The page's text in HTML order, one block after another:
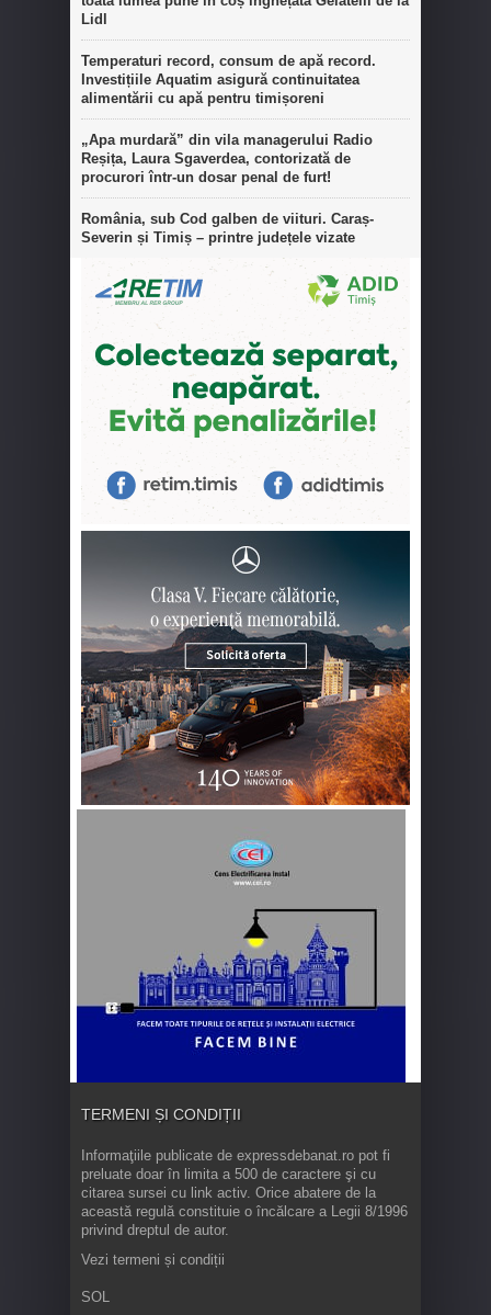
Lidl
Temperaturi record, consum de apă record.
Investițiile Aquatim asigură continuitatea
alimentării cu apă pentru timișoreni
„Apa murdară” din vila managerului Radio
Reșița, Laura Sgaverdea, contorizată de
procurori într-un dosar penal de furt!
România, sub Cod galben de viituri. Caraș-
Severin și Timiș – printre județele vizate
TERMENI ȘI CONDIȚII
Informaţiile publicate de expressdebanat.ro pot fi
preluate doar în limita a 500 de caractere şi cu
citarea sursei cu link activ. Orice abatere de la
această regulă constituie o încălcare a Legii 8/1996
privind dreptul de autor.
Vezi termeni și condiții
SOL